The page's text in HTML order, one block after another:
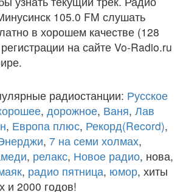
105.0 FM слушать
в хорошем качестве (128
на сайте Vo-Radio.ru
радиостанции: Русское
, дорожное, Ваня, Лав
, Европа плюс, Рекорд(Record),
, 7 на семи холмах,
, релакс, Новое радио, нова,
, радио пятница, юмор, хиты
и 2000 годов!